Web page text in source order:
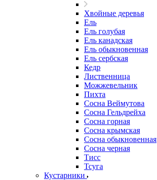
Хвойные деревья
Ель
Ель голубая
Ель канадская
Ель обыкновенная
Ель сербская
Кедр
Лиственница
Можжевельник
Пихта
Сосна Веймутова
Сосна Гельдрейха
Сосна горная
Сосна крымская
Сосна обыкновенная
Сосна черная
Тисс
Тсуга
Кустарники